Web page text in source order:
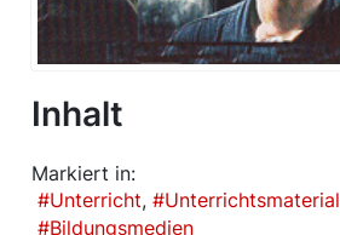
Inhalt
Markiert in:
Unterricht
Unterrichtsmaterial
Bildungsmedien